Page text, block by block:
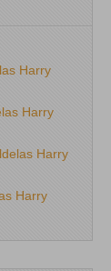
Harry
Harry
Harry
Harry